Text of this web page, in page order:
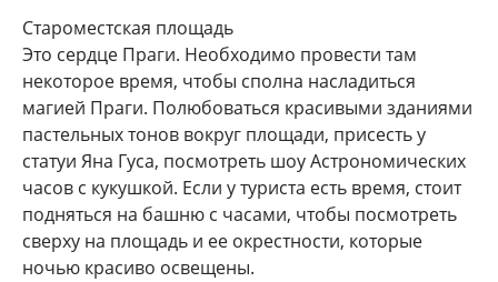
Староместская площадь
Это сердце Праги. Необходимо провести там
некоторое время, чтобы сполна насладиться
магией Праги. Полюбоваться красивыми зданиями
пастельных тонов вокруг площади, присесть у
статуи Яна Гуса, посмотреть шоу Астрономических
часов с кукушкой. Если у туриста есть время, стоит
подняться на башню с часами, чтобы посмотреть
сверху на площадь и ее окрестности, которые
ночью красиво освещены.